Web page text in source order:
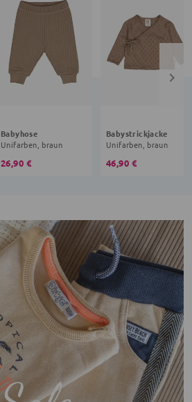
Babyhose
Unifarben, braun
26,90 €
Babystrickjacke
Unifarben, braun
46,90 €